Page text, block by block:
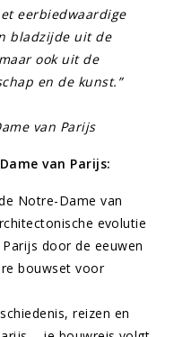
eerbiedwaardige
bladzijde uit de
ook uit de
en de kunst. ”
van Parijs
van Parijs:
Notre-Dame van
evolutie
door de eeuwen
bouwset voor
reizen en